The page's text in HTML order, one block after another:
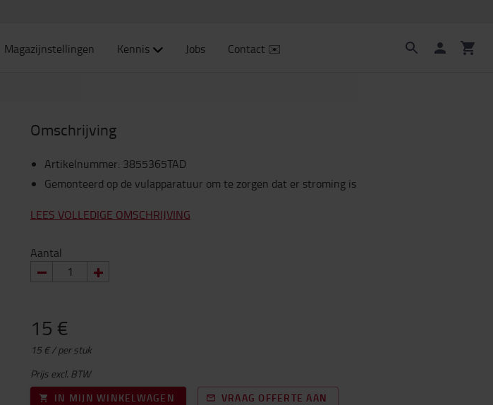
Magazijnstellingen Kennis Jobs Contact ✉️
Omschrijving
Artikelnummer: 3855365TAD
Gemonteerd op de vulapparatuur om te zorgen dat er stroming is
LEES VOLLEDIGE OMSCHRIJVING
Aantal
15 €
15 € / per stuk
Prijs excl. BTW
IN MIJN WINKELWAGEN
VRAAG OFFERTE AAN